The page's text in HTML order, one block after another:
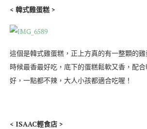
< 韓式雞蛋糕 >
這個是韓式雞蛋糕，正上方真的有一整顆的
時候最香最好吃，底下的蛋糕鬆軟又香，配
好，一點都不辣，大人小孩都適合吃喔！
< ISAAC輕食店 >